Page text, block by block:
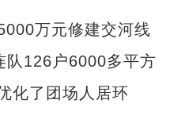
万元修建交河线
队 126 户6000多平方
化了团场人居环